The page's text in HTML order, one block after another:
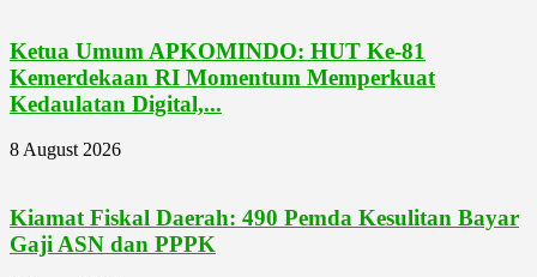
Ketua Umum APKOMINDO: HUT Ke-81
Kemerdekaan RI Momentum Memperkuat
Kedaulatan Digital,...
8 August 2026
Kiamat Fiskal Daerah: 490 Pemda Kesulitan Bayar
Gaji ASN dan PPPK